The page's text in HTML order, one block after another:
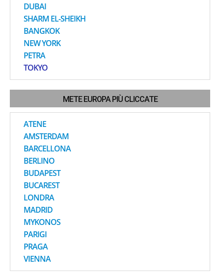
DUBAI
SHARM EL-SHEIKH
BANGKOK
NEW YORK
PETRA
TOKYO
METE EUROPA PIÙ CLICCATE
ATENE
AMSTERDAM
BARCELLONA
BERLINO
BUDAPEST
BUCAREST
LONDRA
MADRID
MYKONOS
PARIGI
PRAGA
VIENNA